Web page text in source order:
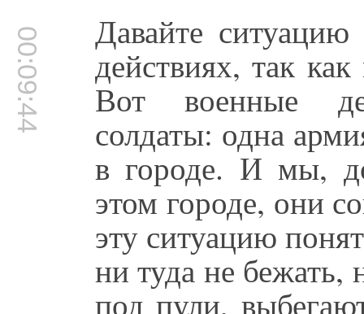
00:09:44 Давайте
действиях, так
Вот военные
солдаты: одна
в городе. И мы,
этом городе, они
эту ситуацию
ни туда не
под пули,